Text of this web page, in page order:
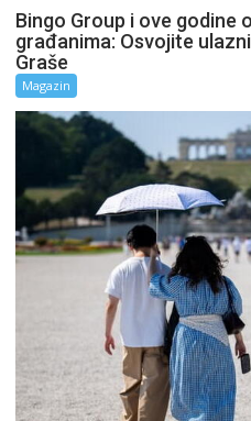
Bingo Group i ove godine
građanima: Osvojite
Graše
Magazin